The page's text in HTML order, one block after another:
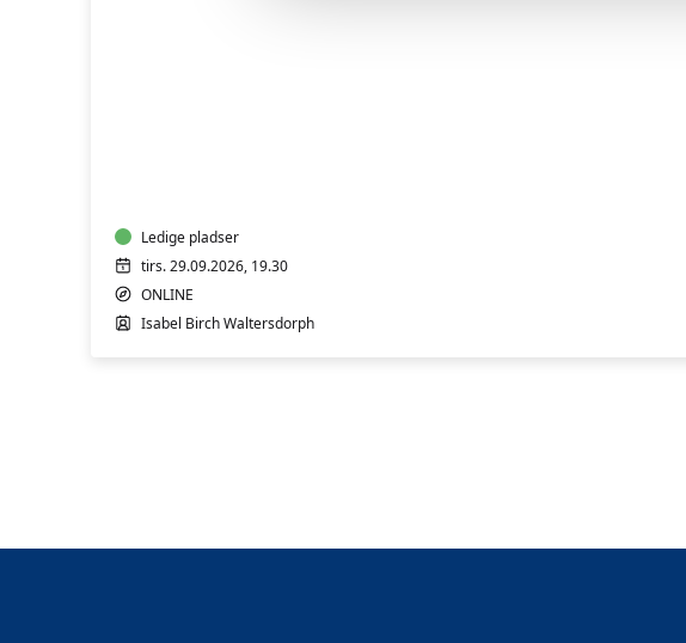
spis
dig
i
balance
Ledige pladser
tirs. 29.09.2026, 19.30
ONLINE
Isabel Birch Waltersdorph